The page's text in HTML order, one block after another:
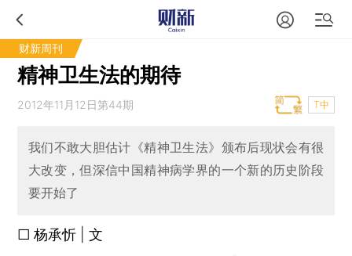
财新周刊
精神卫生法的期待
2012年11月12日第44期 T中
我们不敢大胆估计《精神卫生法》颁布后现状会有很
大改变，但深信中国精神病学界的一个新的历史阶段
要开始了
□ 杨承忻 | 文